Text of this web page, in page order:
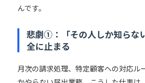
んです。
悲劇①：「その人しか知らな
全に止まる
月次の請求処理、特定顧客への対応ル